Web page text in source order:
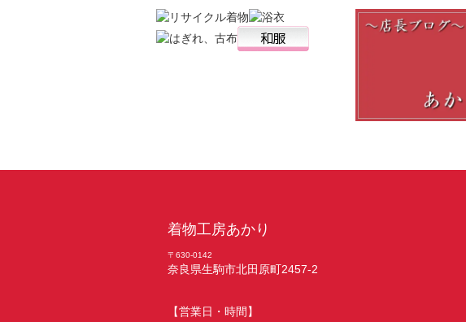
着物工房あかり
〒630-0142
奈良県生駒市北田原町2457-2
【営業日・時間】